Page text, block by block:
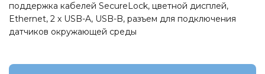
поддержка кабелей SecureLock, цветной дисплей,
Ethernet, 2 x USB-A, USB-B, разъем для подключения
датчиков окружающей среды